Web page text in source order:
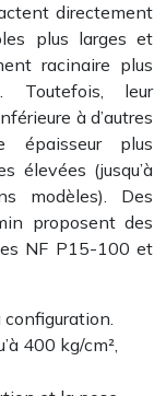
directement
plus larges et
racinaire plus
Toutefois, leur
à d’autres
épaisseur plus
élevées (jusqu’à
modèles). Des
proposent des
NF P15-100 et
configuration.
400 kg/cm²,